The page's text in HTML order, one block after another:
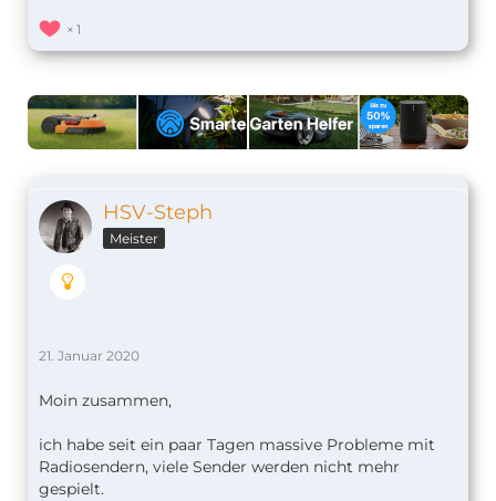
1
HSV-Steph
Meister
21. Januar 2020
Moin zusammen,
ich habe seit ein paar Tagen massive Probleme mit
Radiosendern, viele Sender werden nicht mehr
gespielt.